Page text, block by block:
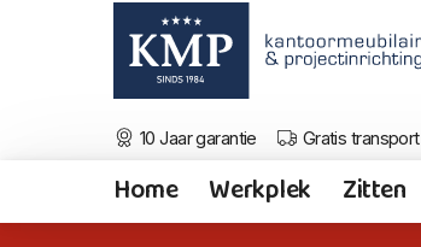
10 Jaar garantie Gratis transport
Home Werkplek Zitten